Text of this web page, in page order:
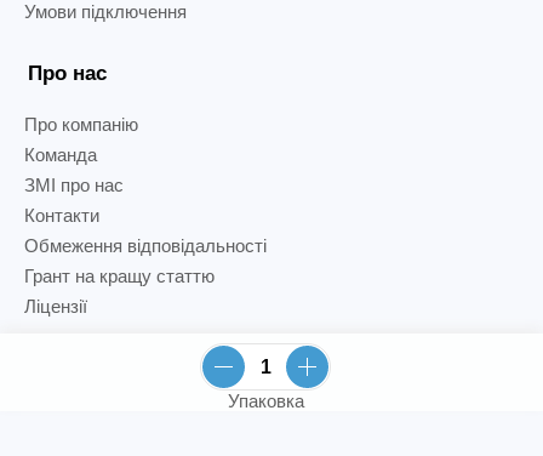
Упаковка
Умови підключення
Про нас
Про компанію
Команда
ЗМІ про нас
Контакти
Обмеження відповідальності
Грант на кращу статтю
Ліцензії